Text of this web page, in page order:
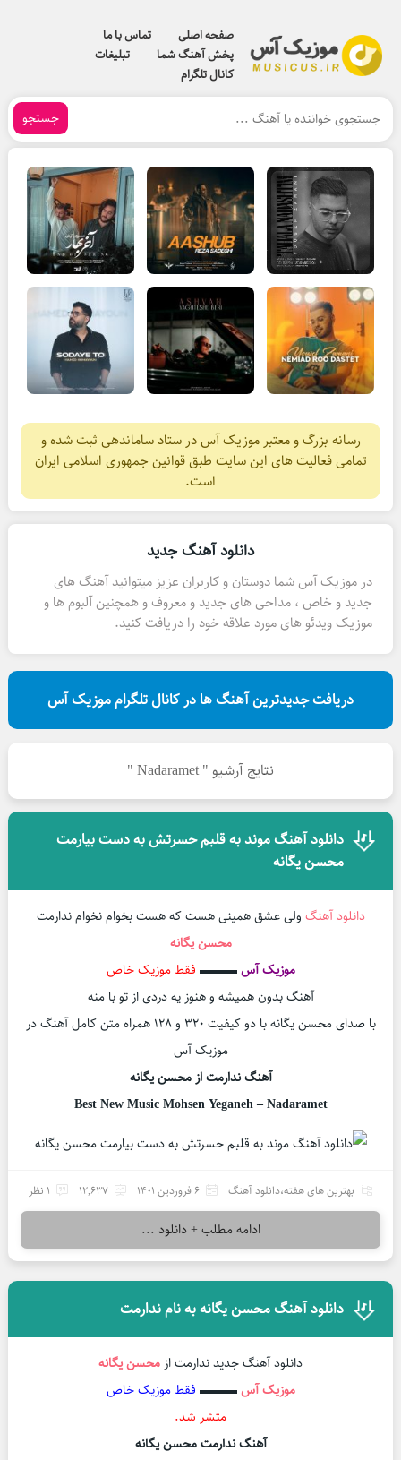
صفحه اصلی
تماس با ما
پخش آهنگ شما
تبلیغات
کانال تلگرام
جستجو
رسانه بزرگ و معتبر موزیک آس در ستاد ساماندهی ثبت شده و
تمامی فعالیت های این سایت طبق قوانین جمهوری اسلامی ایران
است.
دانلود آهنگ جدید
در موزیک آس شما دوستان و کاربران عزیز میتوانید آهنگ های
جدید و خاص ، مداحی های جدید و معروف و همچنین آلبوم ها و
موزیک ویدئو های مورد علاقه خود را دریافت کنید.
دریافت جدیدترین آهنگ ها در کانال تلگرام موزیک آس
نتایج آرشیو " Nadaramet "
دانلود آهنگ موند به قلبم حسرتش به دست بیارمت
محسن یگانه
دانلود آهنگ ولی عشق همینی هست که هست بخوام نخوام ندارمت
محسن یگانه
موزیک آس▬▬▬ فقط موزیک خاص
آهنگ بدون همیشه و هنوز یه دردی از تو با منه
با صدای محسن یگانه با دو کیفیت ۳۲۰ و ۱۲۸ همراه متن کامل آهنگ در
موزیک آس
آهنگ ندارمت از محسن یگانه
Best New Music Mohsen Yeganeh – Nadaramet
بهترین های هفته،دانلود آهنگ 6 فروردین 1401 12,637 1 نظر
ادامه مطلب + دانلود ...
دانلود آهنگ محسن یگانه به نام ندارمت
دانلود آهنگ جدید ندارمت از محسن یگانه
موزیک آس▬▬▬ فقط موزیک خاص
متشر شد.
آهنگ ندارمت محسن یگانه